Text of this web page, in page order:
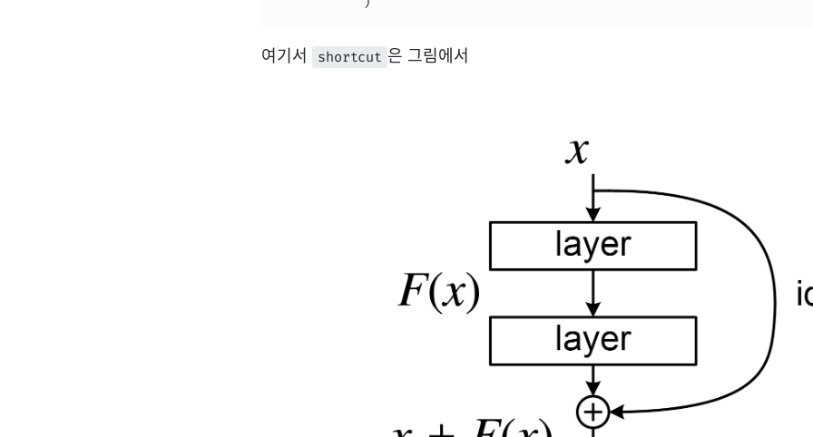
여기서 shortcut 은 그림에서